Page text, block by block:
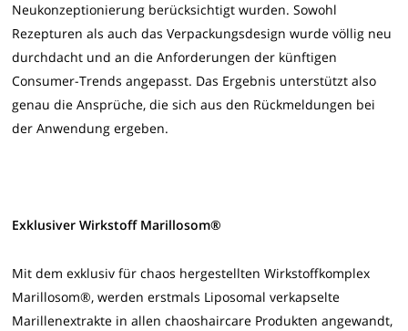
Neukonzeptionierung berücksichtigt wurden. Sowohl
Rezepturen als auch das Verpackungsdesign wurde völlig neu
durchdacht und an die Anforderungen der künftigen
Consumer-Trends angepasst. Das Ergebnis unterstützt also
genau die Ansprüche, die sich aus den Rückmeldungen bei
der Anwendung ergeben.
Exklusiver Wirkstoff Marillosom®
Mit dem exklusiv für chaos hergestellten Wirkstoffkomplex
Marillosom®, werden erstmals Liposomal verkapselte
Marillenextrakte in allen chaoshaircare Produkten angewandt,